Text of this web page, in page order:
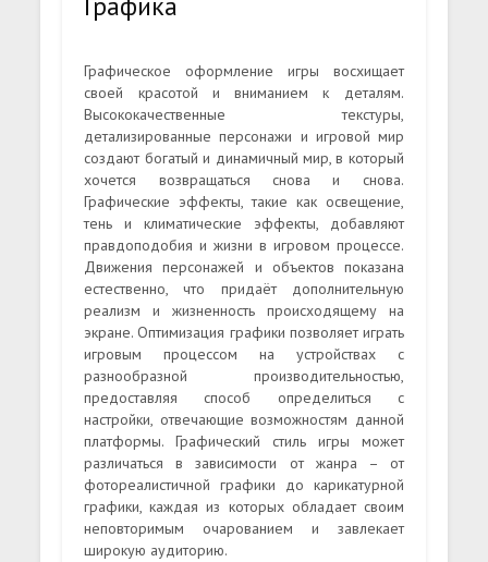
Графическое оформление игры восхищает
своей красотой и вниманием к деталям.
Высококачественные текстуры,
детализированные персонажи и игровой мир
создают богатый и динамичный мир, в который
хочется возвращаться снова и снова.
Графические эффекты, такие как освещение,
тень и климатические эффекты, добавляют
правдоподобия и жизни в игровом процессе.
Движения персонажей и объектов показана
естественно, что придаёт дополнительную
реализм и жизненность происходящему на
экране. Оптимизация графики позволяет играть
игровым процессом на устройствах с
разнообразной производительностью,
предоставляя способ определиться с
настройки, отвечающие возможностям данной
платформы. Графический стиль игры может
различаться в зависимости от жанра – от
фотореалистичной графики до карикатурной
графики, каждая из которых обладает своим
неповторимым очарованием и завлекает
широкую аудиторию.